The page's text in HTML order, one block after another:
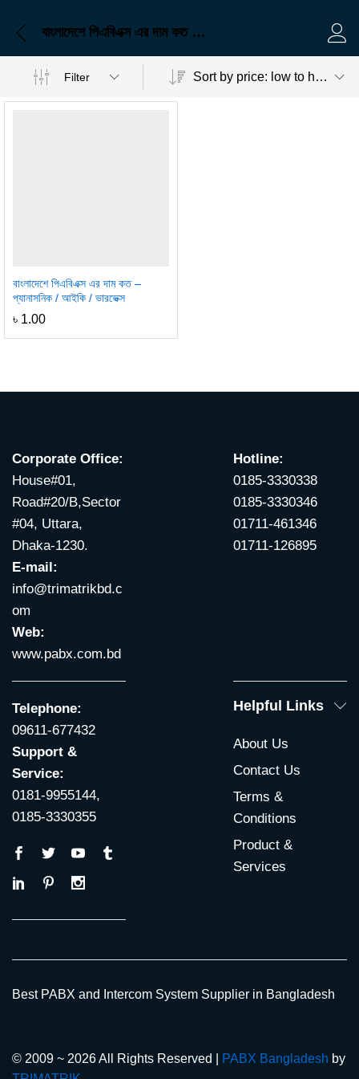
বাংলাদেশে পিএবিএক্স এর দাম কত – প্যানাসনিক / আইকি / ভারভেক্স
Filter Sort by price: low to high
বাংলাদেশে পিএবিএক্স এর দাম কত –
প্যানাসনিক / আইকি / ভারভেক্স
৳ 1.00
Corporate Office:
House#01,
Road#20/B,Sector
#04, Uttara,
Dhaka-1230.
E-mail:
info@trimatrikbd.c
om
Web:
www.pabx.com.bd
Hotline:
0185-3330338
0185-3330346
01711-461346
01711-126895
Telephone:
09611-677432
Support &
Service:
0181-9955144,
0185-3330355
Helpful Links
About Us
Contact Us
Terms &
Conditions
Product &
Services
© 2009 ~ 2026 All Rights Reserved | PABX Bangladesh by
Best PABX and Intercom System Supplier in Bangladesh